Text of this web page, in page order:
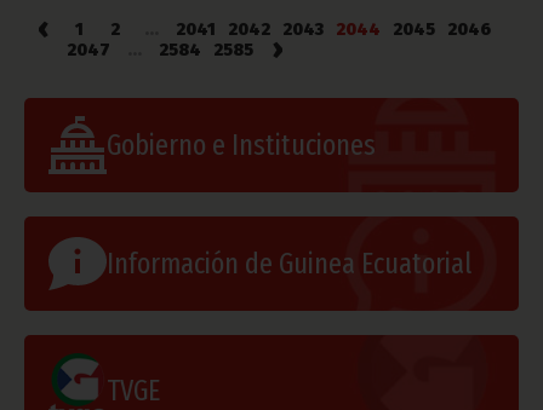
‹ 1 2 2041 2042 2043 2044 2045
2046
2047
2584 2585 ›
Gobierno e Instituciones
Información de Guinea Ecuatorial
TVGE